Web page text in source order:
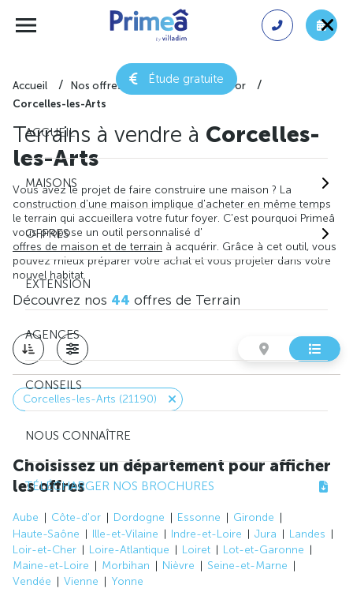
Étude gratuite
ACCUEIL
MAISONS
OFFRES
EXTENSION
AGENCES
CONSEILS
NOUS CONNAÎTRE
TÉLÉCHARGER NOS BROCHURES
Accueil Nos offres de terrain
Côte-d'or
Corcelles-les-Arts
Terrains à vendre à Corcelles-
les-Arts
Vous avez le projet de faire construire une maison ? La
construction d'une maison implique d'acheter en même temps
le terrain qui accueillera votre futur foyer. C'est pourquoi Primeâ
vous propose un outil personnalisé d'
offres de maison et de terrain à acquérir. Grâce à cet outil, vous
pouvez mieux préparer votre achat et vous projeter dans votre
nouvel habitat.
Découvrez nos 44 offres de Terrain
Corcelles-les-Arts (21190)
Choisissez un département pour afficher
les offres
Aube Côte-d'or Dordogne Essonne
Gironde
Haute-Saône
Ille-et-Vilaine Indre-et-Loire Jura
Landes
Loir-et-Cher
Loire-Atlantique Loiret
Lot-et-Garonne
Maine-et-Loire
Morbihan Nièvre
Seine-et-Marne
Vendée
Vienne Yonne